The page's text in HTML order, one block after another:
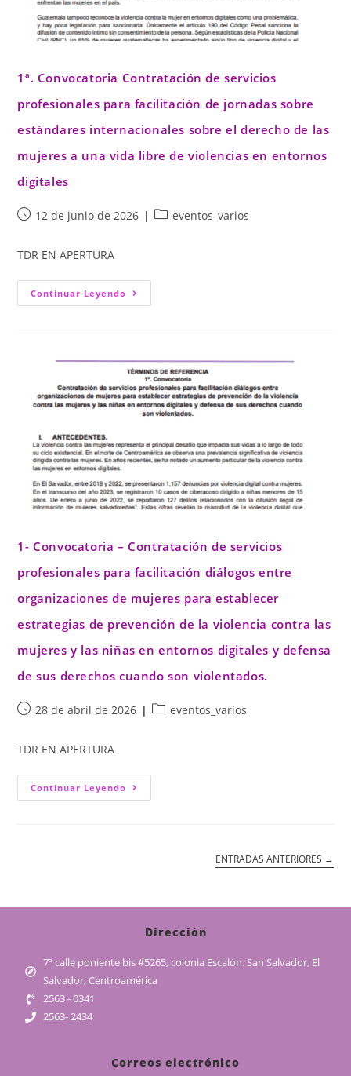
1ª. Convocatoria Contratación de servicios
profesionales para facilitación de jornadas sobre
estándares internacionales sobre el derecho de las
mujeres a una vida libre de violencias en entornos
digitales
12 de junio de 2026 eventos_varios
TDR EN APERTURA
Continuar Leyendo
1- Convocatoria – Contratación de servicios
profesionales para facilitación diálogos entre
organizaciones de mujeres para establecer
estrategias de prevención de la violencia contra las
mujeres y las niñas en entornos digitales y defensa
de sus derechos cuando son violentados.
28 de abril de 2026 eventos_varios
TDR EN APERTURA
Continuar Leyendo
ENTRADAS ANTERIORES →
Dirección
7ª calle poniente bis #5265, colonia Escalón. San Salvador, El
Salvador, Centroamérica
2563 - 0341
2563- 2434
Correos electrónico